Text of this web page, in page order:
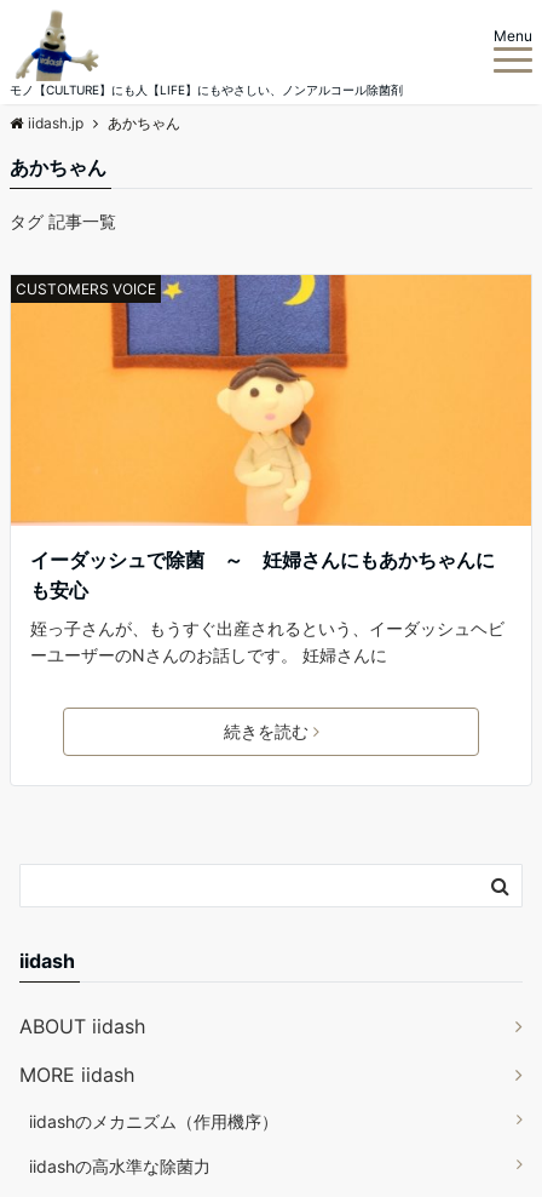
モノ【CULTURE】にも人【LIFE】にもやさしい、ノンアルコール除菌剤
Menu
iidash.jp あかちゃん
あかちゃん
タグ 記事一覧
CUSTOMERS VOICE
イーダッシュで除菌 ～ 妊婦さんにもあかちゃんに
も安心
姪っ子さんが、もうすぐ出産されるという、イーダッシュヘビ
ーユーザーのNさんのお話しです。 妊婦さんに
続きを読む
iidash
ABOUT iidash
MORE iidash
iidashのメカニズム（作用機序）
iidashの高水準な除菌力